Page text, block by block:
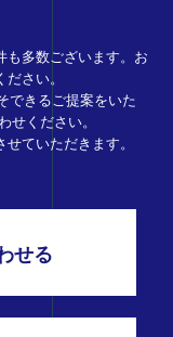
も多数ございます。お
さい。
できるご提案をいた
せください。
ていただきます。
せる